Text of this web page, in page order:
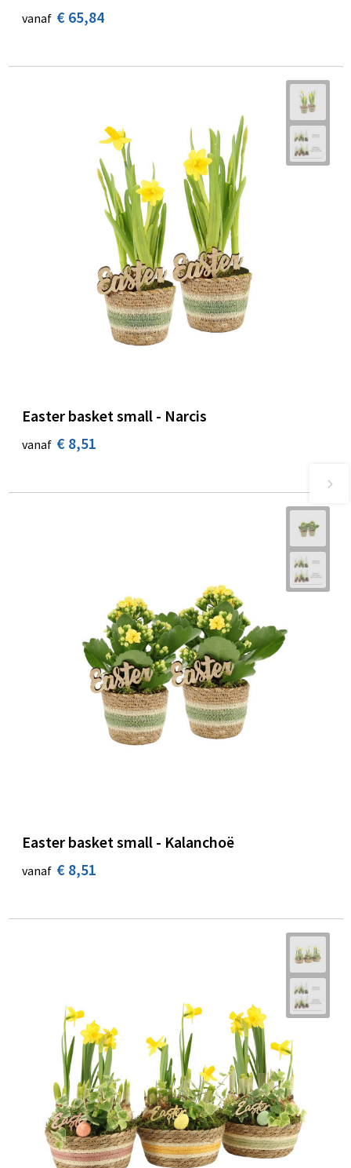
vanaf € 65,84
Easter basket small - Narcis
vanaf € 8,51
Easter basket small - Kalanchoë
vanaf € 8,51